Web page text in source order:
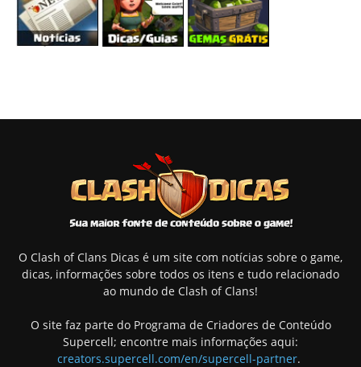
O Clash of Clans Dicas é um site com notícias sobre o game,
dicas, informações sobre todos os itens e tudo relacionado
ao mundo de Clash of Clans!
O site faz parte do Programa de Criadores de Conteúdo
Supercell; encontre mais informações aqui:
creators.supercell.com/en/supercell-partner.